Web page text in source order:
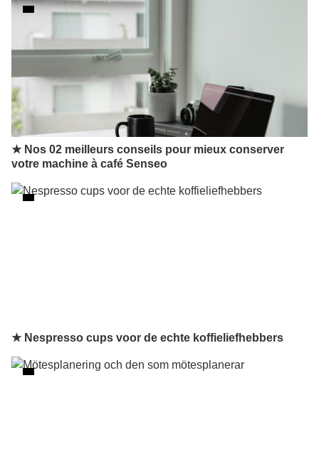
★ Nos 02 meilleurs conseils pour mieux conserver
votre machine à café Senseo
★ Nespresso cups voor de echte koffieliefhebbers